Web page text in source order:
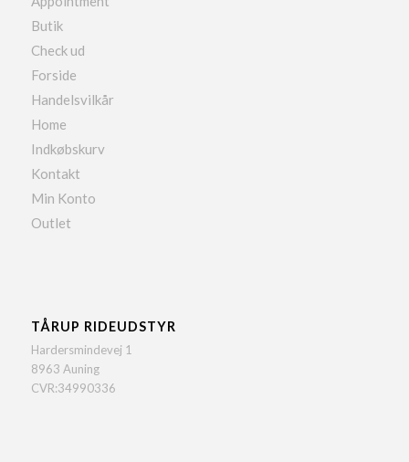
Butik
Check ud
Forside
Handelsvilkår
Home
Indkøbskurv
Kontakt
Min Konto
Outlet
TÅRUP RIDEUDSTYR
Hardersmindevej 1
8963 Auning
CVR:34990336